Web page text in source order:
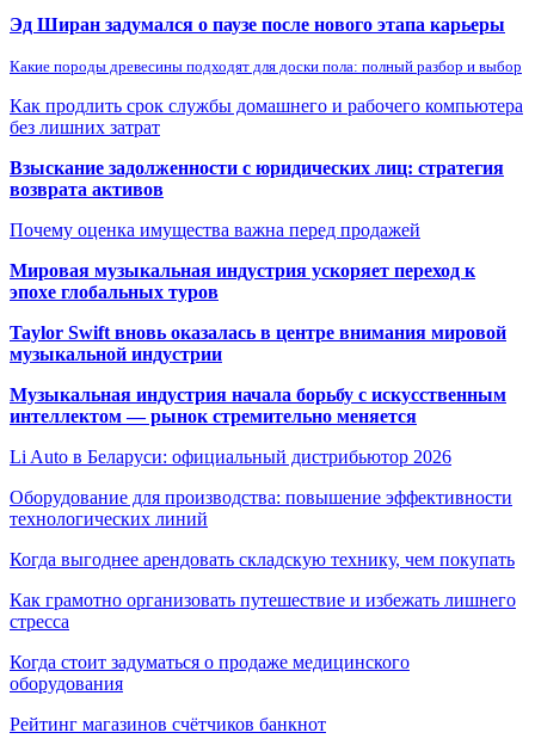
Эд Ширан задумался о паузе после нового этапа карьеры
Какие породы древесины подходят для доски пола: полный разбор и выбор
Как продлить срок службы домашнего и рабочего компьютера
без лишних затрат
Взыскание задолженности с юридических лиц: стратегия
возврата активов
Почему оценка имущества важна перед продажей
Мировая музыкальная индустрия ускоряет переход к
эпохе глобальных туров
Taylor Swift вновь оказалась в центре внимания мировой
музыкальной индустрии
Музыкальная индустрия начала борьбу с искусственным
интеллектом — рынок стремительно меняется
Li Auto в Беларуси: официальный дистрибьютор 2026
Оборудование для производства: повышение эффективности
технологических линий
Когда выгоднее арендовать складскую технику, чем покупать
Как грамотно организовать путешествие и избежать лишнего
стресса
Когда стоит задуматься о продаже медицинского
оборудования
Рейтинг магазинов счётчиков банкнот